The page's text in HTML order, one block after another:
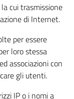
cui trasmissione
di Internet.
per essere
loro stessa
associazioni con
gli utenti.
IP o i nomi a